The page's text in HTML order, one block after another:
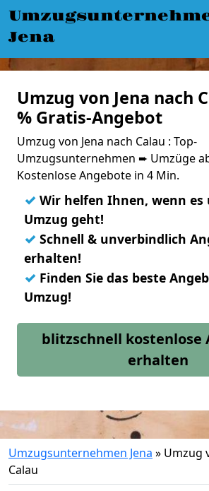
Jena
Umzug von Jena nach
% Gratis-Angebot
Umzug von Jena nach Calau : Top-
Umzugsunternehmen ➨ Umzüge
Kostenlose Angebote in 4 Min.
✓ Wir helfen Ihnen, wenn es
Umzug geht!
✓ Schnell & unverbindlich
erhalten!
✓ Finden Sie das beste
Umzug!
blitzschnell kostenlose
erhalten
Umzugsunternehmen Jena » Umzug
Calau